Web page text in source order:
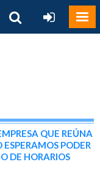
QUE REÚNA
ESPERAMOS PODER
DE HORARIOS